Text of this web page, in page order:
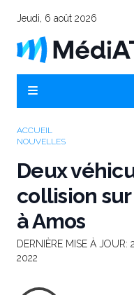
Jeudi, 6 août 2026
ACCUEIL
NOUVELLES
Deux
collision sur
à Amos
DERNIÈRE MISE À JOUR:
2022